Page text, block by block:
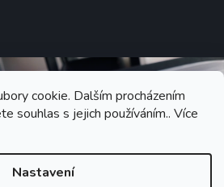
cookie. Dalším procházením
souhlas s jejich používáním.. Více
Nastavení